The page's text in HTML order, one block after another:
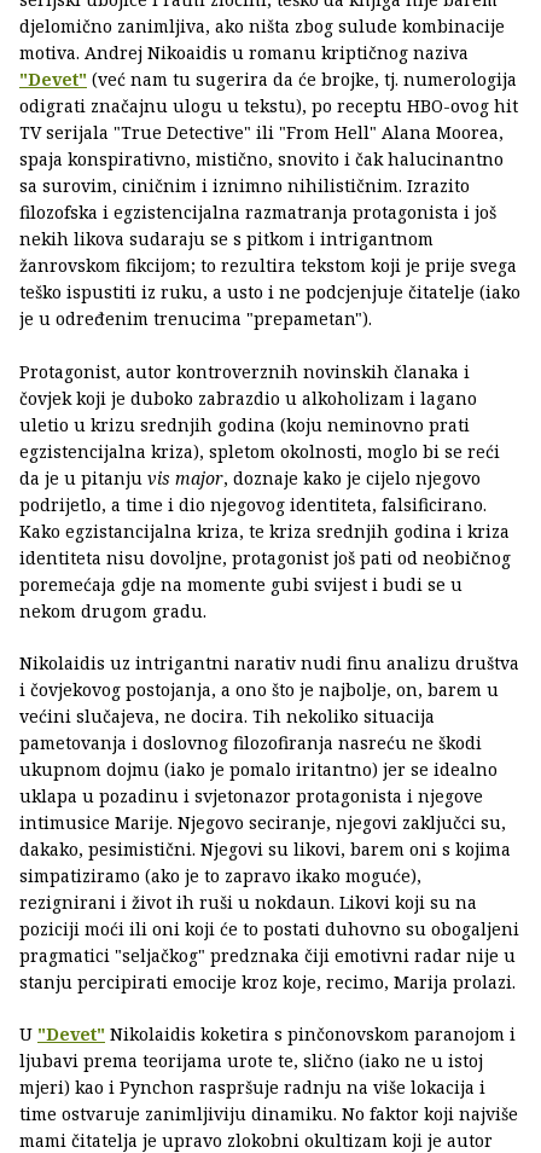
djelomično zanimljiva, ako ništa zbog sulude kombinacije
motiva. Andrej Nikoaidis u romanu kriptičnog naziva
"Devet" (već nam tu sugerira da će brojke, tj. numerologija
odigrati značajnu ulogu u tekstu), po receptu HBO-ovog hit
TV serijala "True Detective" ili "From Hell" Alana Moorea,
spaja konspirativno, mistično, snovito i čak halucinantno
sa surovim, ciničnim i iznimno nihilističnim. Izrazito
filozofska i egzistencijalna razmatranja protagonista i još
nekih likova sudaraju se s pitkom i intrigantnom
žanrovskom fikcijom; to rezultira tekstom koji je prije svega
teško ispustiti iz ruku, a usto i ne podcjenjuje čitatelje (iako
je u određenim trenucima "prepametan").
Protagonist, autor kontroverznih novinskih članaka i
čovjek koji je duboko zabrazdio u alkoholizam i lagano
uletio u krizu srednjih godina (koju neminovno prati
egzistencijalna kriza), spletom okolnosti, moglo bi se reći
da je u pitanju vis major, doznaje kako je cijelo njegovo
podrijetlo, a time i dio njegovog identiteta, falsificirano.
Kako egzistancijalna kriza, te kriza srednjih godina i kriza
identiteta nisu dovoljne, protagonist još pati od neobičnog
poremećaja gdje na momente gubi svijest i budi se u
nekom drugom gradu.
Nikolaidis uz intrigantni narativ nudi finu analizu društva
i čovjekovog postojanja, a ono što je najbolje, on, barem u
većini slučajeva, ne docira. Tih nekoliko situacija
pametovanja i doslovnog filozofiranja nasreću ne škodi
ukupnom dojmu (iako je pomalo iritantno) jer se idealno
uklapa u pozadinu i svjetonazor protagonista i njegove
intimusice Marije. Njegovo seciranje, njegovi zaključci su,
dakako, pesimistični. Njegovi su likovi, barem oni s kojima
simpatiziramo (ako je to zapravo ikako moguće),
rezignirani i život ih ruši u nokdaun. Likovi koji su na
poziciji moći ili oni koji će to postati duhovno su obogaljeni
pragmatici "seljačkog" predznaka čiji emotivni radar nije u
stanju percipirati emocije kroz koje, recimo, Marija prolazi.
U "Devet" Nikolaidis koketira s pinčonovskom paranojom i
ljubavi prema teorijama urote te, slično (iako ne u istoj
mjeri) kao i Pynchon raspršuje radnju na više lokacija i
time ostvaruje zanimljiviju dinamiku. No faktor koji najviše
mami čitatelja je upravo zlokobni okultizam koji je autor